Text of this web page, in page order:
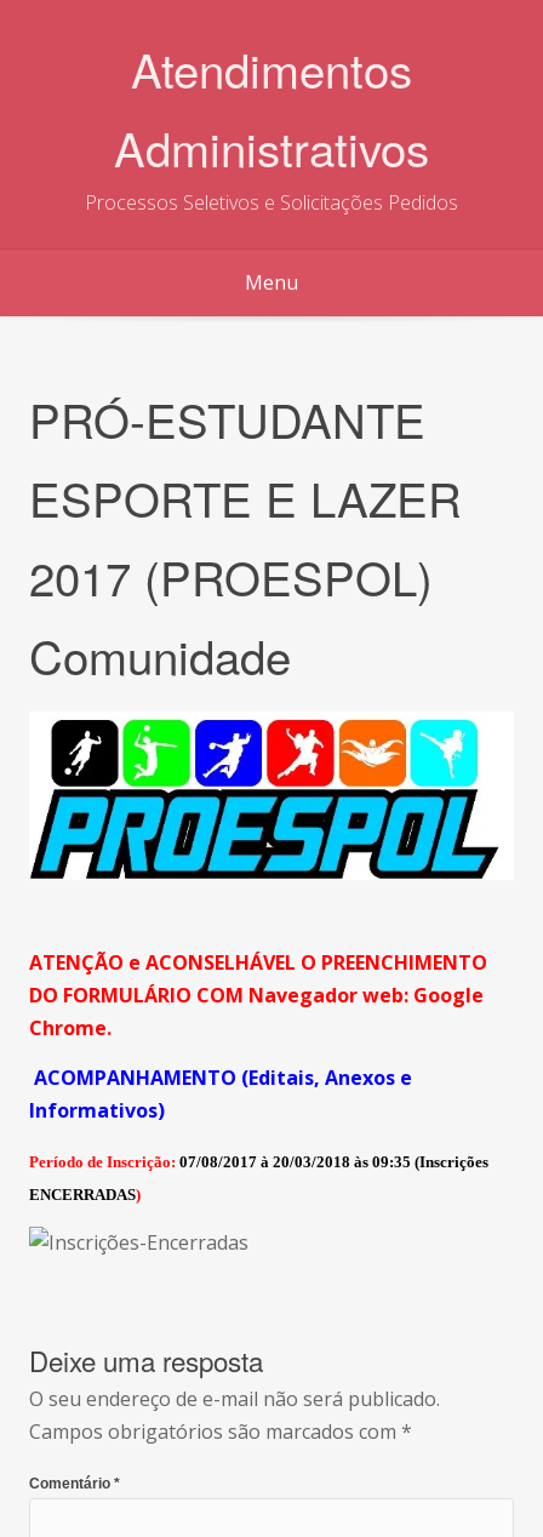
Atendimentos
Administrativos
Processos Seletivos e Solicitações Pedidos
Menu
PRÓ-ESTUDANTE
ESPORTE E LAZER
2017 (PROESPOL)
Comunidade
ATENÇÃO e ACONSELHÁVEL O PREENCHIMENTO
DO FORMULÁRIO COM Navegador web: Google
Chrome.
ACOMPANHAMENTO (Editais, Anexos e
Informativos)
Período de Inscrição: 07/08/2017 à 20/03/2018 às 09:35 (Inscrições
ENCERRADAS)
Deixe uma resposta
O seu endereço de e-mail não será publicado.
Campos obrigatórios são marcados com *
Comentário *